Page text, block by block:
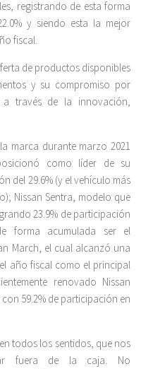
registrando de esta forma
y siendo esta la mejor
fiscal.
de productos disponibles
y su compromiso por
través de la innovación,
marca durante marzo 2021
como líder de su
del 29.6% (y el vehículo más
Nissan Sentra, modelo que
23.9% de participación
forma acumulada ser el
March, el cual alcanzó una
año fiscal como el principal
renovado Nissan
59.2% de participación en
todos los sentidos, que nos
fuera de la caja. No